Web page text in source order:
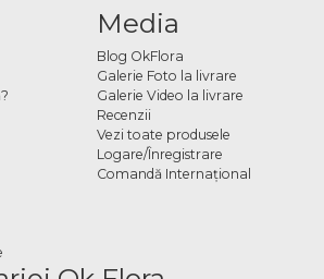
Media
Blog OkFlora
Galerie Foto la livrare
Galerie Video la livrare
Recenzii
Vezi toate produsele
Logare/Înregistrare
Comandă Internațional